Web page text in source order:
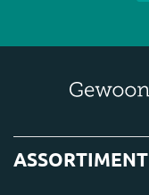
ASSORTIMENT